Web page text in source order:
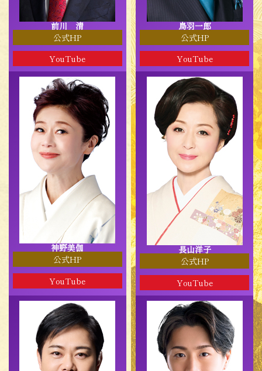
前川 清
公式HP
YouTube
鳥羽一郎
公式HP
YouTube
神野美伽
公式HP
YouTube
長山洋子
公式HP
YouTube